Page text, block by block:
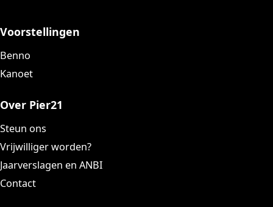
Voorstellingen
Benno
Kanoet
Over Pier21
Steun ons
Vrijwilliger worden?
Jaarverslagen en ANBI
Contact